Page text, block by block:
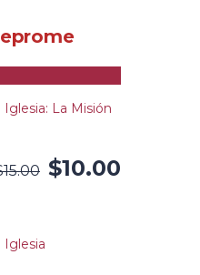
La Misión
15.00 $10.00
Iglesia